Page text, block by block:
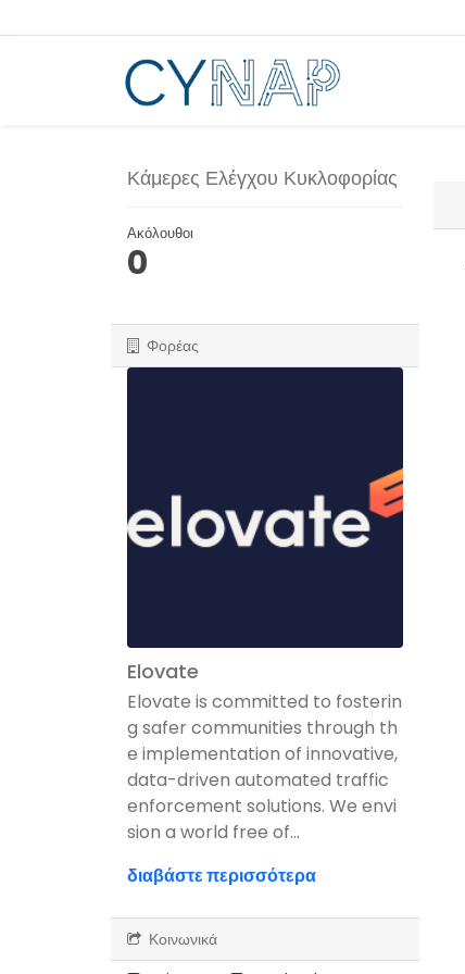
στο
Κάμερες Ελέγχου Κυκλοφορίας
Ακόλουθοι
0
Φορέας
Elovate
Elovate is committed to fosterin
g safer communities through th
e implementation of innovative,
data-driven automated traffic
enforcement solutions. We envi
sion a world free of...
διαβάστε περισσότερα
Κοινωνικά